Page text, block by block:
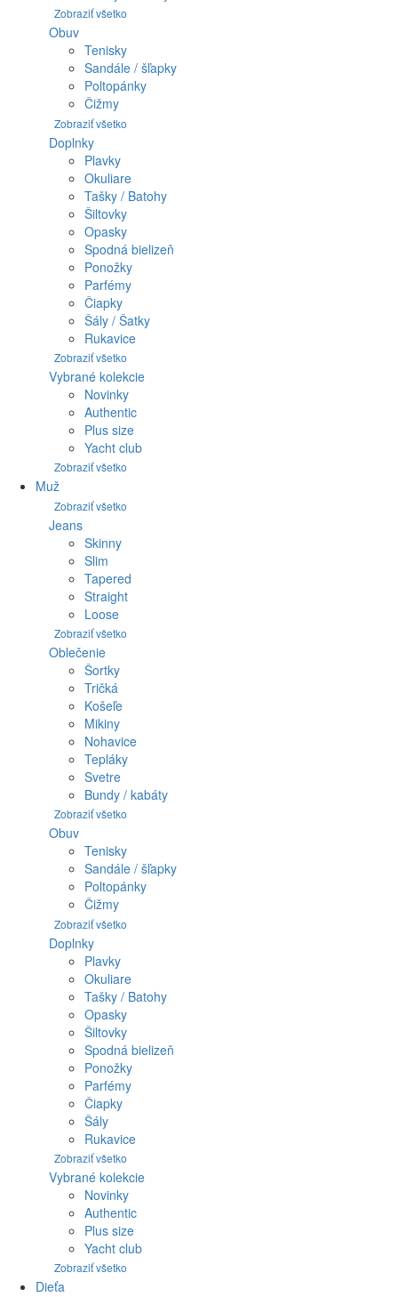
Zobraziť všetko
Obuv
Tenisky
Sandále / šľapky
Poltopánky
Čižmy
Zobraziť všetko
Doplnky
Plavky
Okuliare
Tašky / Batohy
Šiltovky
Opasky
Spodná bielizeň
Ponožky
Parfémy
Čiapky
Šály / Šatky
Rukavice
Zobraziť všetko
Vybrané kolekcie
Novinky
Authentic
Plus size
Yacht club
Zobraziť všetko
Muž
Zobraziť všetko
Jeans
Skinny
Slim
Tapered
Straight
Loose
Zobraziť všetko
Oblečenie
Šortky
Tričká
Košeľe
Mikiny
Nohavice
Tepláky
Svetre
Bundy / kabáty
Zobraziť všetko
Obuv
Tenisky
Sandále / šľapky
Poltopánky
Čižmy
Zobraziť všetko
Doplnky
Plavky
Okuliare
Tašky / Batohy
Opasky
Šiltovky
Spodná bielizeň
Ponožky
Parfémy
Čiapky
Šály
Rukavice
Zobraziť všetko
Vybrané kolekcie
Novinky
Authentic
Plus size
Yacht club
Zobraziť všetko
Dieťa